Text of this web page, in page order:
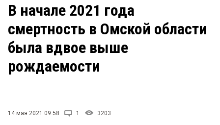
ЗАКОН
НОВОСТИ КОМПАНИЙ
Рейтинги
Блоги
В начале 2021 года
смертность в Омской области
была вдвое выше
рождаемости
14 мая 2021 09:58 1 3203